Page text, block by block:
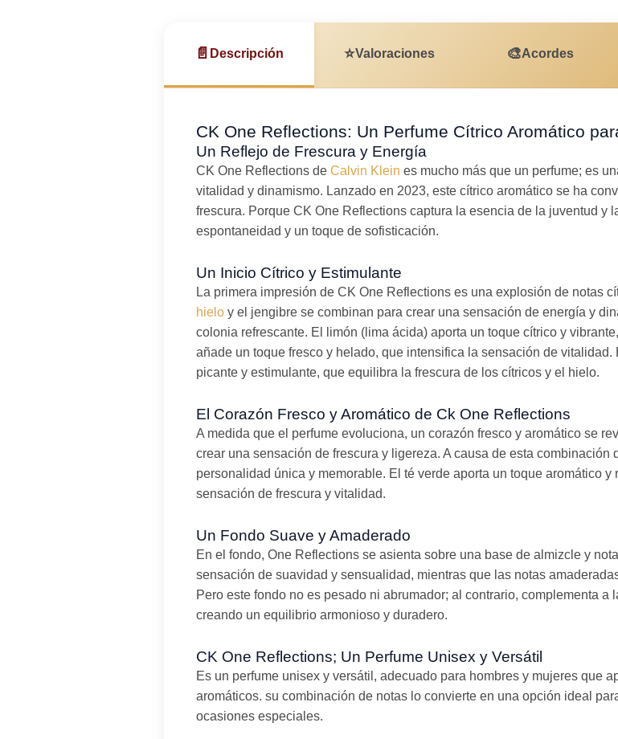
📄 Descripción ⭐Valoraciones 🎨Acordes
CK One Reflections: Un Perfume Cítrico Aromático
Un Reflejo de Frescura y Energía
CK One Reflections de Calvin Klein es mucho más que un perfume; es
vitalidad y dinamismo. Lanzado en 2023, este cítrico aromático se ha
frescura. Porque CK One Reflections captura la esencia de la juventud y
espontaneidad y un toque de sofisticación.
Un Inicio Cítrico y Estimulante
La primera impresión de CK One Reflections es una explosión de notas
hielo y el jengibre se combinan para crear una sensación de energía y
colonia refrescante. El limón (lima ácida) aporta un toque cítrico y
añade un toque fresco y helado, que intensifica la sensación de
picante y estimulante, que equilibra la frescura de los cítricos y el hielo.
El Corazón Fresco y Aromático de Ck One Reflections
A medida que el perfume evoluciona, un corazón fresco y aromático se
crear una sensación de frescura y ligereza. A causa de esta combinación
personalidad única y memorable. El té verde aporta un toque aromático
sensación de frescura y vitalidad.
Un Fondo Suave y Amaderado
En el fondo, One Reflections se asienta sobre una base de almizcle y
sensación de suavidad y sensualidad, mientras que las notas
Pero este fondo no es pesado ni abrumador; al contrario, complementa a
creando un equilibrio armonioso y duradero.
CK One Reflections; Un Perfume Unisex y Versátil
Es un perfume unisex y versátil, adecuado para hombres y mujeres que
aromáticos. su combinación de notas lo convierte en una opción ideal
ocasiones especiales.